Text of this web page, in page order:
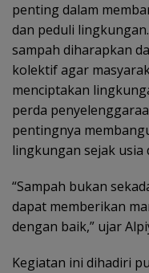
penting dalam
dan peduli
sampah diharapkan
kolektif agar
menciptakan
perda
pentingnya
lingkungan sejak usia
“Sampah bukan
dapat memberikan
dengan baik,” ujar
Kegiatan ini dihadiri